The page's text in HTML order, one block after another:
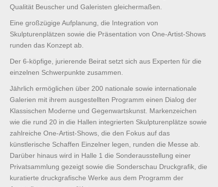
Qualität Beuscher und Galeristen gleichermaßen.
Eine großzügige Aufplanung, die Integration von
Skulpturenplätzen sowie die Präsentation von One-Artist-Shows
runden das Konzept ab.
Der 6-köpfige, jurierende Beirat setzt sich aus Experten für die
einzelnen Schwerpunkte zusammen.
Jährlich ermöglichen über 200 nationale sowie internationale
Galerien mit ihrem ausgestellten Programm einen Dialog der
Klassischen Moderne und Gegenwartskunst. Markenzeichen
wie die rund 20 in die Hallen integrierten Skulpturenplätze sowie
zahlreiche One-Artist-Shows, die den Fokus auf das
künstlerische Schaffen Einzelner legen, runden die Messe ab.
Darüber hinaus wird in Halle 1 die Sonderausstellung einer
Privatsammlung gezeigt sowie die Sonderschau Druckgrafik, die
kuratierte druckgrafische Werke aus dem Programm der